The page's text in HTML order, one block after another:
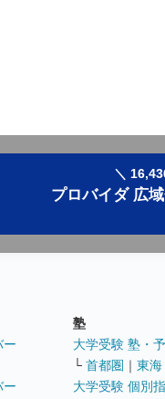
＼
プロバイダ 広
ー
ー
塾
大学受験 塾・
└ 首都圏 ｜ 東海
大学受験 個別